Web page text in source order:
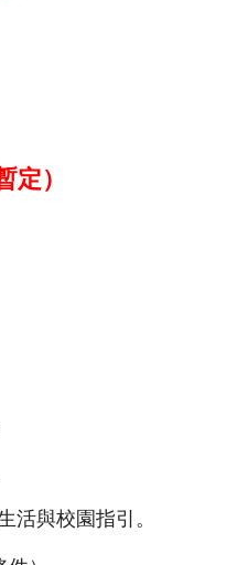
定）
活與校園指引。